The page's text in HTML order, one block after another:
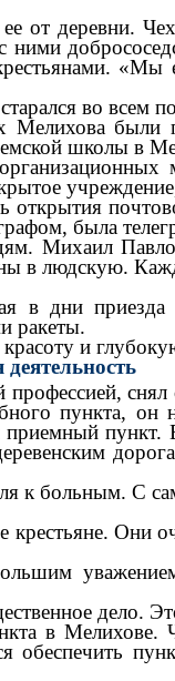
ее от
ними
во всем
Мелихова
школы в
была
Михаил
в людскую.
дни приезда
ракеты.
и
пункта, он
к больным. С
Они
дело.
в Мелихове.